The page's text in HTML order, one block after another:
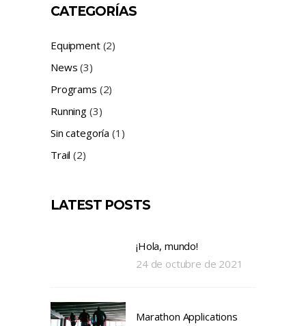
CATEGORÍAS
Equipment(2)
News (3)
Programs (2)
Running(3)
Sin categoría (1)
Trail (2)
LATEST POSTS
¡Hola, mundo!
24 de octubre de 2021
Marathon Applications